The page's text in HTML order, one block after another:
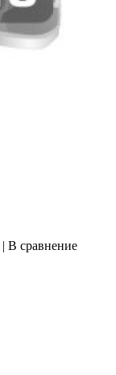
| В сравнение